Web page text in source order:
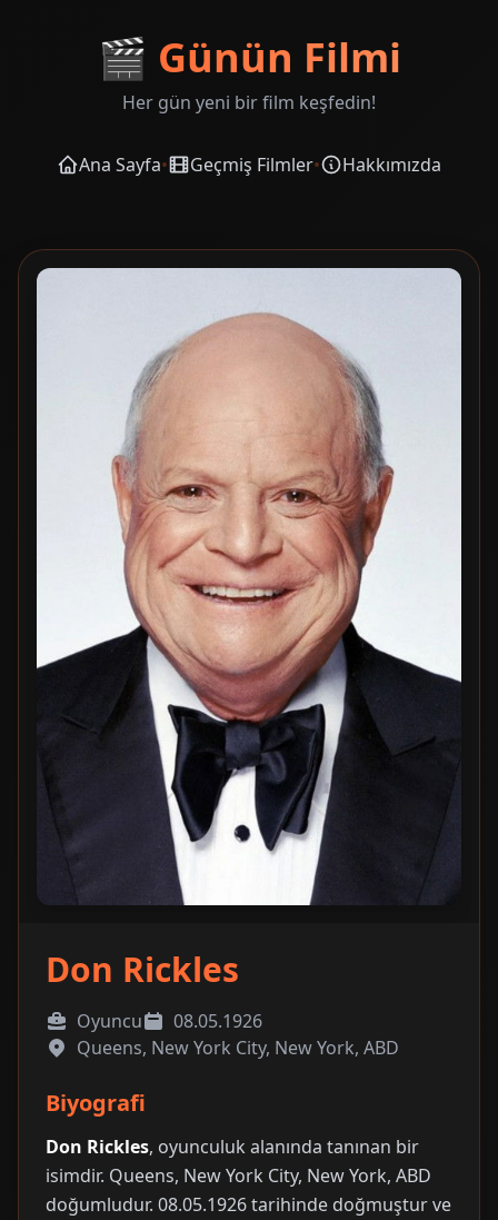
🎬 Günün Filmi
Her gün yeni bir film keşfedin!
Ana Sayfa• Geçmiş Filmler• Hakkımızda
Don Rickles
Oyuncu
08.05.1926
Queens, New York City, New York, ABD
Biyografi
Don Rickles, oyunculuk alanında tanınan bir
isimdir. Queens, New York City, New York, ABD
doğumludur. 08.05.1926 tarihinde doğmuştur ve